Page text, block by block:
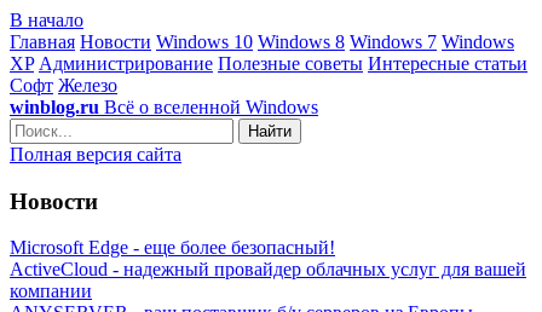
В начало
Главная Новости Windows 10 Windows 8 Windows 7 Windows
XP Администрирование Полезные советы Интересные статьи
Софт Железо
winblog.ru Всё о вселенной Windows
Найти
Полная версия сайта
Новости
Microsoft Edge - еще более безопасный!
ActiveCloud - надежный провайдер облачных услуг для вашей
компании